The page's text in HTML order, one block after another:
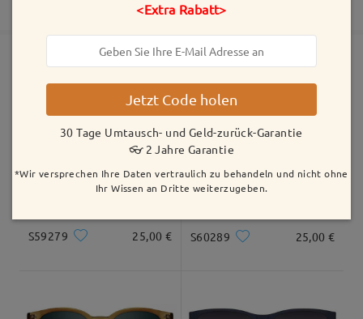
Details
5-7 Werktage
Details
Geliefert
Ähnliche Fassungen
S59279 25,00 € S60289 25,00 €
<Extra Rabatt>
Jetzt Code holen
30 Tage Umtausch- und Geld-zurück-Garantie
👓 2 Jahre Garantie
*Wir versprechen Ihre Daten vertraulich zu behandeln und nicht ohne
Ihr Wissen an Dritte weiterzugeben.